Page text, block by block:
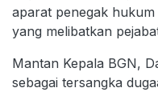
aparat penegak
yang melibatkan
Mantan Kepala BGN,
sebagai tersangka